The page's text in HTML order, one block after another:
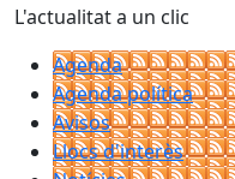
L'actualitat a un clic
Agenda
Agenda política
Avisos
Llocs d'interès